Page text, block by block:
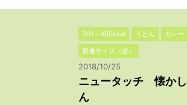
301～400kcal うどん カレー
普通サイズ（並）
2018/10/25
ニュータッチ 懐か
ん